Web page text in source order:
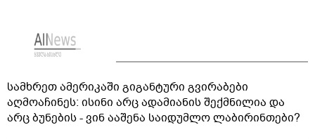
სამხრეთ ამერიკაში გიგანტური გვირაბები
აღმოაჩინეს: ისინი არც ადამიანის შექმნილია და
არც ბუნების - ვინ ააშენა საიდუმლო ლაბირინთები?